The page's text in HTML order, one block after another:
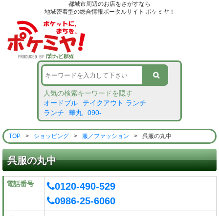
都城市周辺のお店をさがすなら
地域密着型の総合情報ポータルサイト ポケミヤ！
人気の検索キーワードを隠す
オードブル
テイクアウト ランチ
ランチ
華丸 090-
TOP > ショッピング > 服／ファッション > 呉服の丸中
呉服の丸中
電話番号
0120-490-529
0986-25-6060